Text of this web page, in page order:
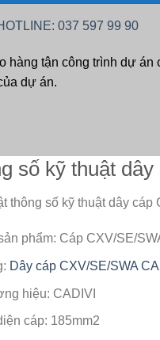
037 597 99 90
hàng tận công trình dự
dự án.
số kỹ thuật
thông số kỹ thuật dây
phẩm: Cáp CXV/SE/
Dây cáp CXV/SE/SWA
hiệu: CADIVI
cáp: 185mm2